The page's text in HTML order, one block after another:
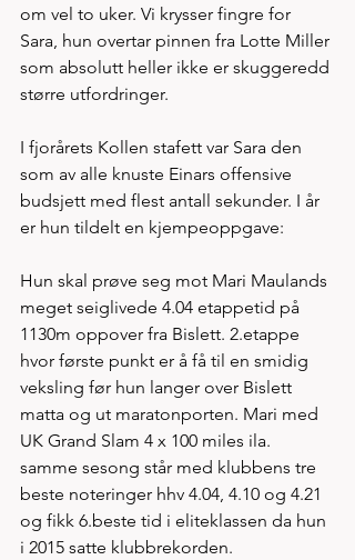
om vel to uker. Vi krysser fingre for
Sara, hun overtar pinnen fra Lotte Miller
som absolutt heller ikke er skuggeredd
større utfordringer.
I fjorårets Kollen stafett var Sara den
som av alle knuste Einars offensive
budsjett med flest antall sekunder. I år
er hun tildelt en kjempeoppgave:
Hun skal prøve seg mot Mari Maulands
meget seiglivede 4.04 etappetid på
1130m oppover fra Bislett. 2.etappe
hvor første punkt er å få til en smidig
veksling før hun langer over Bislett
matta og ut maratonporten. Mari med
UK Grand Slam 4 x 100 miles ila.
samme sesong står med klubbens tre
beste noteringer hhv 4.04, 4.10 og 4.21
og fikk 6.beste tid i eliteklassen da hun
i 2015 satte klubbrekorden.